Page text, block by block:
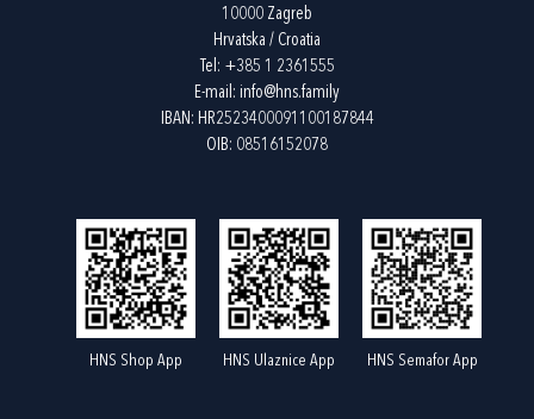
10000 Zagreb
Hrvatska / Croatia
Tel: +385 1 2361555
E-mail: info@hns.family
IBAN: HR2523400091100187844
OIB: 08516152078
HNS Shop App HNS Ulaznice App HNS Semafor App